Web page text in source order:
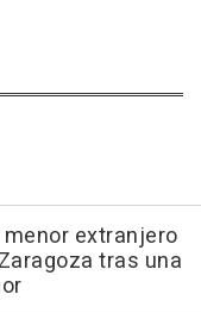
extranjero
tras una